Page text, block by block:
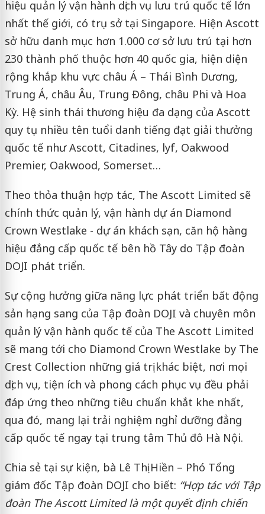
hiệu quản lý vận hành dịch vụ lưu trú quốc tế lớn
nhất thế giới, có trụ sở tại Singapore. Hiện Ascott
sở hữu danh mục hơn 1.000 cơ sở lưu trú tại hơn
230 thành phố thuộc hơn 40 quốc gia, hiện diện
rộng khắp khu vực châu Á – Thái Bình Dương,
Trung Á, châu Âu, Trung Đông, châu Phi và Hoa
Kỳ. Hệ sinh thái thương hiệu đa dạng của Ascott
quy tụ nhiều tên tuổi danh tiếng đạt giải thưởng
quốc tế như Ascott, Citadines, lyf, Oakwood
Premier, Oakwood, Somerset…
Theo thỏa thuận hợp tác, The Ascott Limited sẽ
chính thức quản lý, vận hành dự án Diamond
Crown Westlake - dự án khách sạn, căn hộ hàng
hiệu đẳng cấp quốc tế bên hồ Tây do Tập đoàn
DOJI phát triển.
Sự cộng hưởng giữa năng lực phát triển bất động
sản hạng sang của Tập đoàn DOJI và chuyên môn
quản lý vận hành quốc tế của The Ascott Limited
sẽ mang tới cho Diamond Crown Westlake by The
Crest Collection những giá trị khác biệt, nơi mọi
dịch vụ, tiện ích và phong cách phục vụ đều phải
đáp ứng theo những tiêu chuẩn khắt khe nhất,
qua đó, mang lại trải nghiệm nghỉ dưỡng đẳng
cấp quốc tế ngay tại trung tâm Thủ đô Hà Nội.
Chia sẻ tại sự kiện, bà Lê Thị Hiền – Phó Tổng
giám đốc Tập đoàn DOJI cho biết: “Hợp tác với Tập
đoàn The Ascott Limited là một quyết định chiến